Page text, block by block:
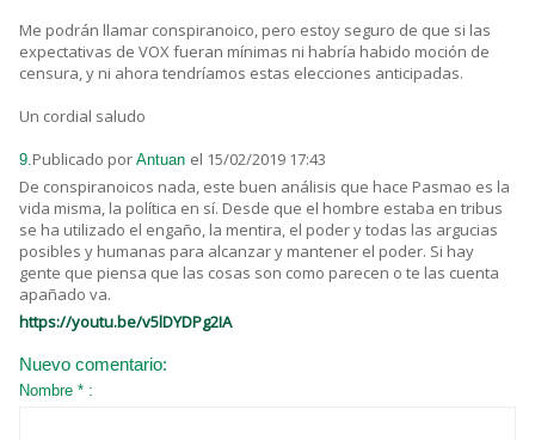
Me podrán llamar conspiranoico, pero estoy seguro de que si las
expectativas de VOX fueran mínimas ni habría habido moción de
censura, y ni ahora tendríamos estas elecciones anticipadas.
Un cordial saludo
9.Publicado por Antuan el 15/02/2019 17:43
De conspiranoicos nada, este buen análisis que hace Pasmao es la
vida misma, la política en sí. Desde que el hombre estaba en tribus
se ha utilizado el engaño, la mentira, el poder y todas las argucias
posibles y humanas para alcanzar y mantener el poder. Si hay
gente que piensa que las cosas son como parecen o te las cuenta
apañado va.
https://youtu.be/v5lDYDPg2IA
Nuevo comentario:
Nombre * :